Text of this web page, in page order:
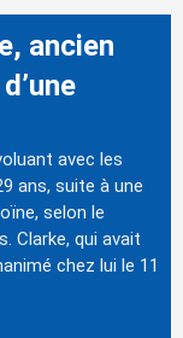
ancien
avec les
ans, suite à une
selon le
Clarke, qui avait
chez lui le 11